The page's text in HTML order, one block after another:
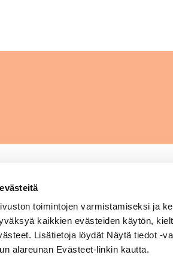
toimintojen varmistamiseksi ja
kaikkien evästeiden käytön,
Lisätietoja löydät Näytä tiedot -
alareunan Evästeet-linkin kautta.
Sytyke /
Ruutihaantie 12,
p. 08 410 6600,